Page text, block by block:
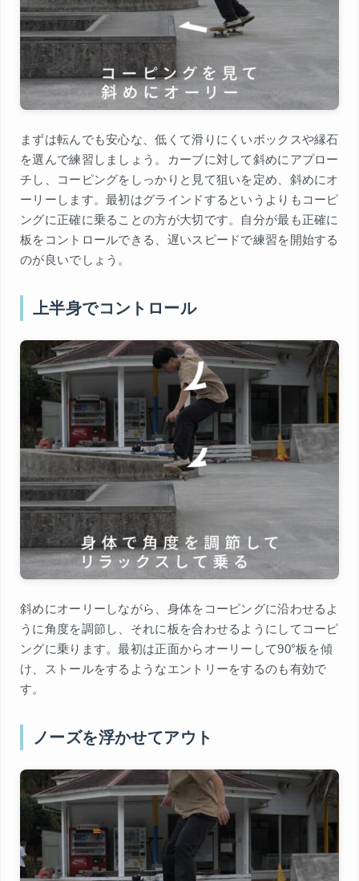
まずは転んでも安心な、低くて滑りにくいボックスや縁石
を選んで練習しましょう。カーブに対して斜めにアプロー
チし、コーピングをしっかりと見て狙いを定め、斜めにオ
ーリーします。最初はグラインドするというよりもコーピ
ングに正確に乗ることの方が大切です。自分が最も正確に
板をコントロールできる、遅いスピードで練習を開始する
のが良いでしょう。
上半身でコントロール
斜めにオーリーしながら、身体をコーピングに沿わせるよ
うに角度を調節し、それに板を合わせるようにしてコーピ
ングに乗ります。最初は正面からオーリーして90°板を傾
け、ストールをするようなエントリーをするのも有効で
す。
ノーズを浮かせてアウト